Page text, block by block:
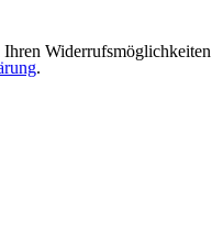
Widerrufsmöglichkeiten
.